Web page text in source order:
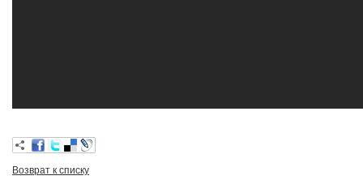
Возврат к списку